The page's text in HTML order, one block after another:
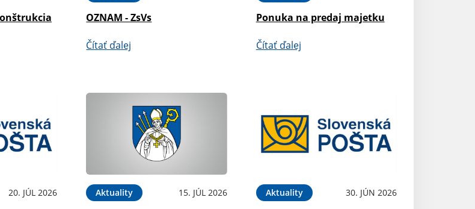
OZNAM - ZsVs
Čítať ďalej
Ponuka na predaj majetku
Čítať ďalej
20. JÚL 2026 Aktuality 15. JÚL 2026 Aktuality 30. JÚN 2026